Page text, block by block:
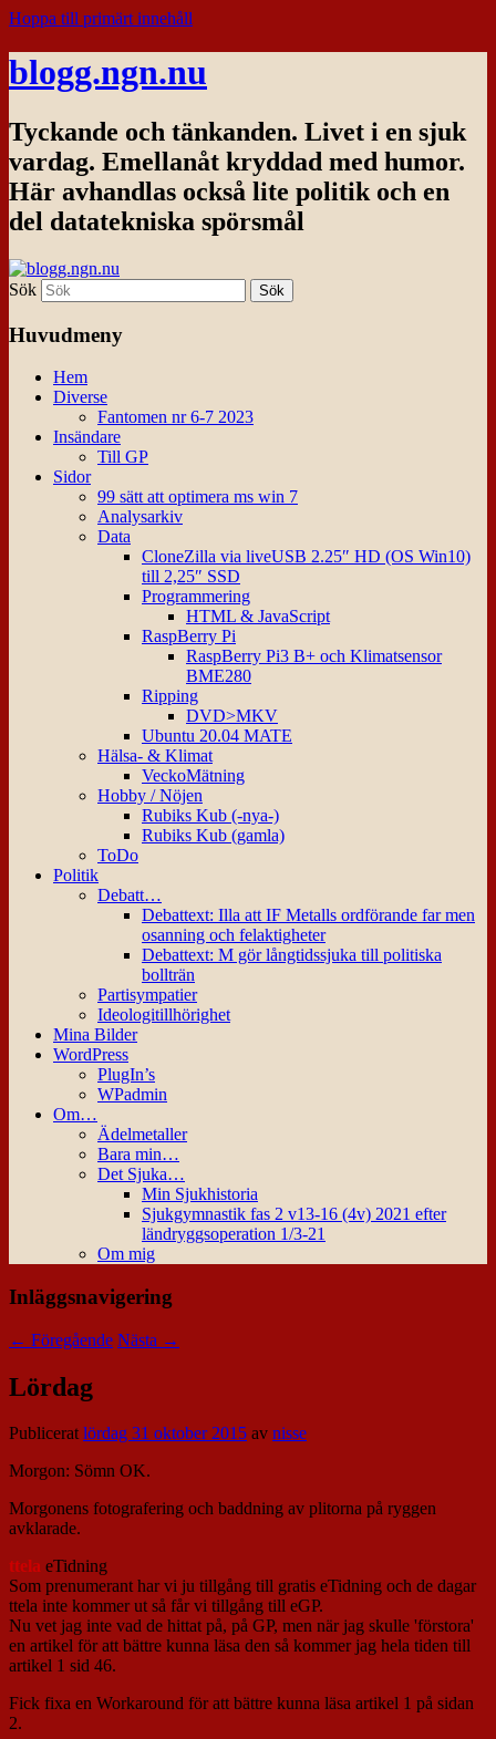
Hoppa till primärt innehåll
blogg.ngn.nu
Tyckande och tänkanden. Livet i en sjuk
vardag. Emellanåt kryddad med humor.
Här avhandlas också lite politik och en
del datatekniska spörsmål
Sök
Huvudmeny
Hem
Diverse
Fantomen nr 6-7 2023
Insändare
Till GP
Sidor
99 sätt att optimera ms win 7
Analysarkiv
Data
CloneZilla via liveUSB 2.25″ HD (OS Win10)
till 2,25″ SSD
Programmering
HTML & JavaScript
RaspBerry Pi
RaspBerry Pi3 B+ och Klimatsensor
BME280
Ripping
DVD>MKV
Ubuntu 20.04 MATE
Hälsa- & Klimat
VeckoMätning
Hobby / Nöjen
Rubiks Kub (-nya-)
Rubiks Kub (gamla)
ToDo
Politik
Debatt…
Debattext: Illa att IF Metalls ordförande far men
osanning och felaktigheter
Debattext: M gör långtidssjuka till politiska
bollträn
Partisympatier
Ideologitillhörighet
Mina Bilder
WordPress
PlugIn’s
WPadmin
Om…
Ädelmetaller
Bara min…
Det Sjuka…
Min Sjukhistoria
Sjukgymnastik fas 2 v13-16 (4v) 2021 efter
ländryggsoperation 1/3-21
Om mig
Inläggsnavigering
← Föregående Nästa →
Lördag
Publiceratlördag 31 oktober 2015 av nisse
Morgon: Sömn OK.
Morgonens fotografering och baddning av plitorna på ryggen
avklarade.
ttela eTidning
Som prenumerant har vi ju tillgång till gratis eTidning och de dagar
ttela inte kommer ut så får vi tillgång till eGP.
Nu vet jag inte vad de hittat på, på GP, men när jag skulle 'förstora'
en artikel för att bättre kunna läsa den så kommer jag hela tiden till
artikel 1 sid 46.
Fick fixa en Workaround för att bättre kunna läsa artikel 1 på sidan
2.